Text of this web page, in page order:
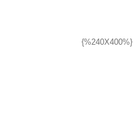
{%240X400%}